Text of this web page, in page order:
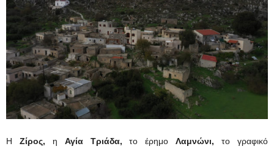
Η Ζίρος, η Αγία Τριάδα, το έρημοΛαμνώνι, το γραφικό